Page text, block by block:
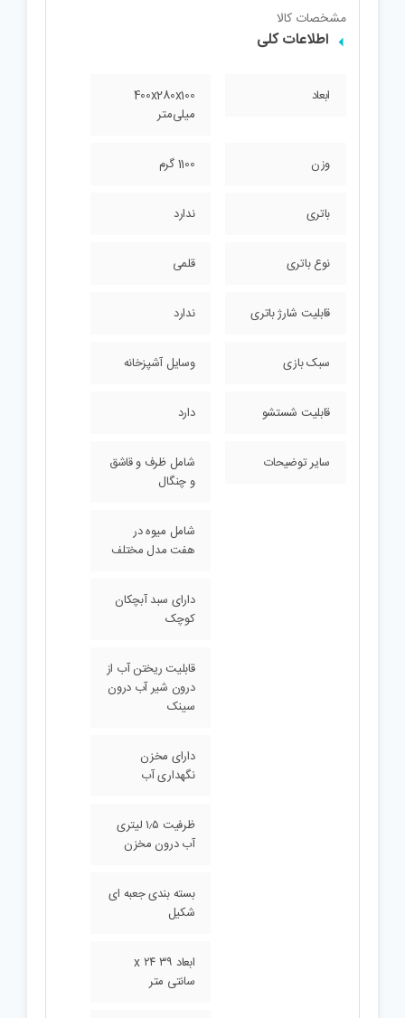
مشخصات کالا
اطلاعات کلی
ابعاد
400x280x100
میلی‌متر
وزن 1100 گرم
باتری ندارد
نوع باتری قلمی
قابلیت شارژ باتری ندارد
سبک بازی وسایل آشپزخانه
قابلیت شستشو دارد
سایر توضیحات
شامل ظرف و قاشق
و چنگال
شامل میوه در
هفت مدل مختلف
دارای سبد آبچکان
کوچک
قابلیت ریختن آب از
درون شیر آب درون
سینک
دارای مخزن
نگهداری آب
ظرفیت ۱٫۵ لیتری
آب درون مخزن
بسته بندی جعبه ای
شکیل
ابعاد ۳۹ x ۲۴
سانتی متر